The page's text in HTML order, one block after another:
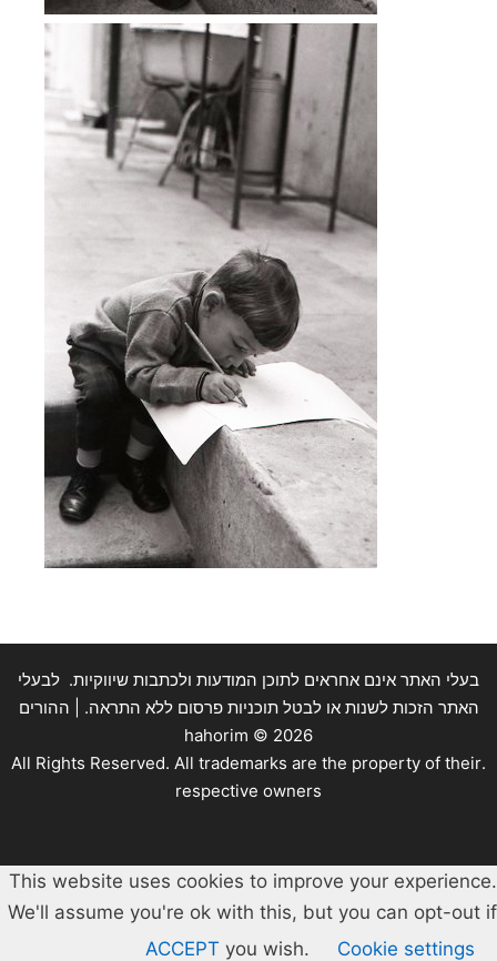
בעלי האתר אינם אחראים לתוכן המודעות ולכתבות שיווקיות. לבעלי
האתר הזכות לשנות או לבטל תוכניות פרסום ללא התראה. | ההורים
hahorim © 2026
.All Rights Reserved. All trademarks are the property of their
respective owners
This website uses cookies to improve your experience.
We'll assume you're ok with this, but you can opt-out if
you wish.
Cookie settings
ACCEPT